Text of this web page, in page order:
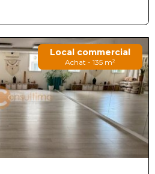
Local commercial
Achat - 135 m²